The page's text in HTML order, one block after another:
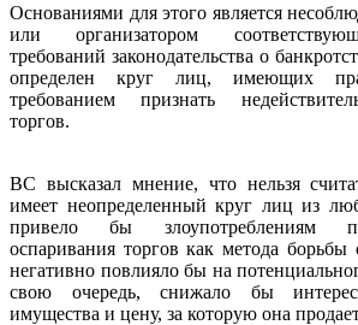
Основаниями для этого является
или организатором
требований законодательства о
определен круг лиц, имеющих
требованием признать
торгов.
ВС высказал мнение, что нельзя
имеет неопределенный круг лиц из
привело бы злоупотреблениям
оспаривания торгов как метода борьбы
негативно повлияло бы на
свою очередь, снижало бы
имущества и цену, за которую она